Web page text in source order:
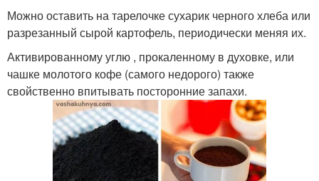
Можно оставить на тарелочке сухарик черного хлеба или
разрезанный сырой картофель, периодически меняя их.
Активированному углю , прокаленному в духовке, или
чашке молотого кофе (самого недорого) также
свойственно впитывать посторонние запахи.